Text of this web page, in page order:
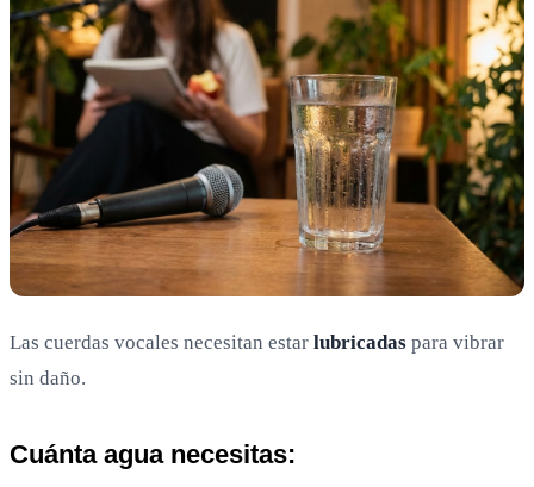
Las cuerdas vocales necesitan estar lubricadas para vibrar
sin daño.
Cuánta agua necesitas: